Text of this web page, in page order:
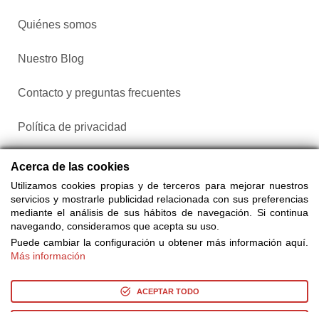
Quiénes somos
Nuestro Blog
Contacto y preguntas frecuentes
Política de privacidad
Configurar cookies
de 25 proveedores
Acerca de las cookies
Utilizamos cookies propias y de terceros para mejorar nuestros
servicios y mostrarle publicidad relacionada con sus preferencias
mediante el análisis de sus hábitos de navegación. Si continua
navegando, consideramos que acepta su uso.
Puede cambiar la configuración u obtener más información aquí.
Más información
ACEPTAR TODO